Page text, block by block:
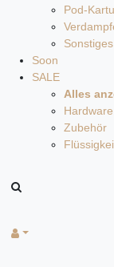
Pod-
Sonstiges
Soon
SALE
Alles
Hardware
Zubehör